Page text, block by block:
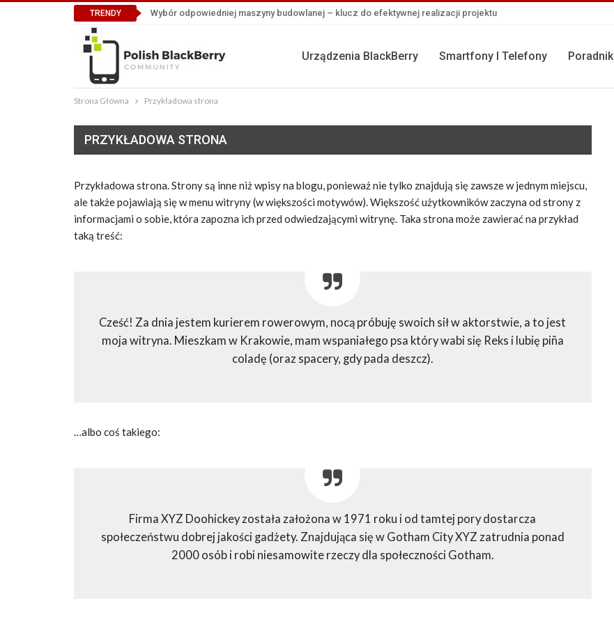
TRENDY Wybór odpowiedniej maszyny budowlanej – klucz do efektywnej realizacji projektu
Urządzenia BlackBerry Smartfony I Telefony Poradnik
Strona Główna Przykładowa strona
PRZYKŁADOWA STRONA
Przykładowa strona. Strony są inne niż wpisy na blogu, ponieważ nie tylko znajdują się zawsze w jednym miejscu,
ale także pojawiają się w menu witryny (w większości motywów). Większość użytkowników zaczyna od strony z
informacjami o sobie, która zapozna ich przed odwiedzającymi witrynę. Taka strona może zawierać na przykład
taką treść:
Cześć! Za dnia jestem kurierem rowerowym, nocą próbuję swoich sił w aktorstwie, a to jest
moja witryna. Mieszkam w Krakowie, mam wspaniałego psa który wabi się Reks i lubię piña
coladę (oraz spacery, gdy pada deszcz).
…albo coś takiego:
Firma XYZ Doohickey została założona w 1971 roku i od tamtej pory dostarcza
społeczeństwu dobrej jakości gadżety. Znajdująca się w Gotham City XYZ zatrudnia ponad
2000 osób i robi niesamowite rzeczy dla społeczności Gotham.